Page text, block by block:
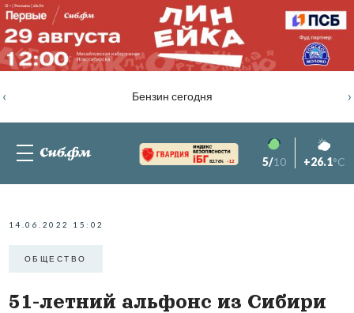
Бензин сегодня
‹ ›
82.76% -1.2 5/10 +26.1°C
14.06.2022 15:02
ОБЩЕСТВО
51-летний альфонс из Сибири